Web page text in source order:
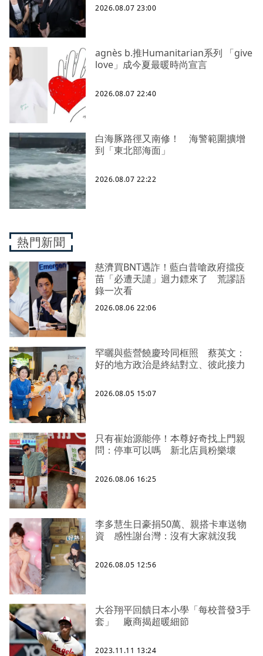
2026.08.07 23:00
agnès b.推Humanitarian系列 「give
love」成今夏最暖時尚宣言
2026.08.07 22:40
白海豚路徑又南修！ 海警範圍擴增
到「東北部海面」
2026.08.07 22:22
熱門新聞
慈濟買BNT遇詐！藍白昔嗆政府擋疫
苗「必遭天譴」迴力鏢來了 荒謬語
錄一次看
2026.08.06 22:06
罕曬與藍營饒慶玲同框照 蔡英文：
好的地方政治是終結對立、彼此接力
2026.08.05 15:07
只有崔始源能停！本尊好奇找上門親
問：停車可以嗎 新北店員粉樂壞
2026.08.06 16:25
李多慧生日豪捐50萬、親搭卡車送物
資 感性謝台灣：沒有大家就沒我
2026.08.05 12:56
大谷翔平回饋日本小學「每校普發3手
套」 廠商揭超暖細節
2023.11.11 13:24